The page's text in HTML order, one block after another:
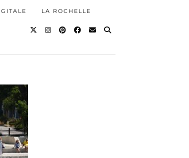
LA ROCHELLE